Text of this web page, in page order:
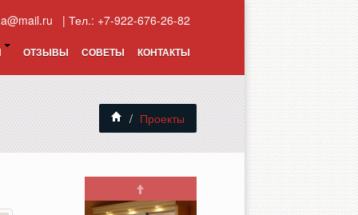
| Тел.: +7-922-676-26-82
ОТЗЫВЫ СОВЕТЫ КОНТАКТЫ
/ Проекты